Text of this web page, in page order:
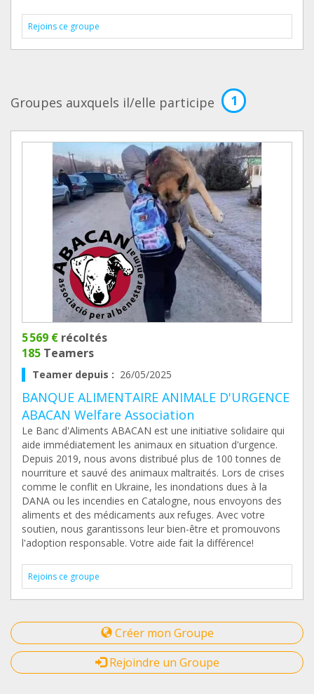
Rejoins ce groupe
Groupes auxquels il/elle participe 1
5 569 € récoltés
185 Teamers
Teamer depuis : 26/05/2025
BANQUE ALIMENTAIRE ANIMALE D'URGENCE
ABACAN Welfare Association
Le Banc d'Aliments ABACAN est une initiative solidaire qui
aide immédiatement les animaux en situation d'urgence.
Depuis 2019, nous avons distribué plus de 100 tonnes de
nourriture et sauvé des animaux maltraités. Lors de crises
comme le conflit en Ukraine, les inondations dues à la
DANA ou les incendies en Catalogne, nous envoyons des
aliments et des médicaments aux refuges. Avec votre
soutien, nous garantissons leur bien-être et promouvons
l'adoption responsable. Votre aide fait la différence!
Rejoins ce groupe
Créer mon Groupe
Rejoindre un Groupe